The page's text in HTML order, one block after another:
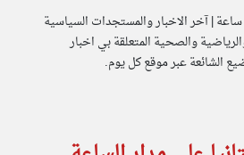
أخر أخبار الوطن العربي
من نحن
إتصل بنا
مصادر الأخبار
ساعة | آخر الاخبار والمستجدات السياسية
والصحية المتعلقة بي اخبار
الشائعة عبر موقع كل يوم.
لم تقم بقراءة اي مقال مؤخرا